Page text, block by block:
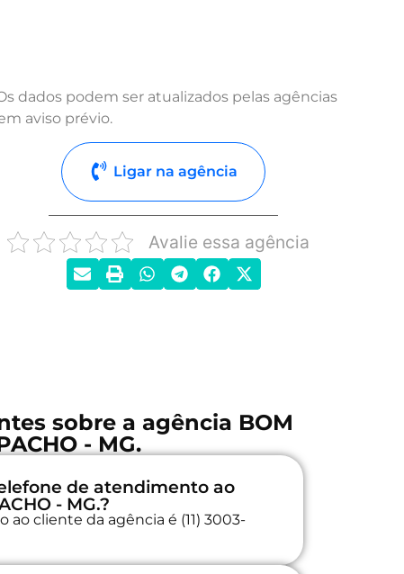
dados podem ser atualizados pelas agências
aviso prévio.
Ligar na agência
Avalie essa agência
sobre a agência BOM
- MG.
de atendimento ao
- MG.?
cliente da agência é (11) 3003-